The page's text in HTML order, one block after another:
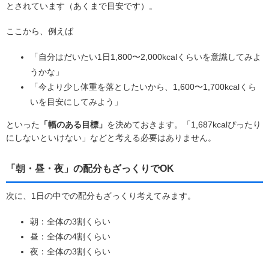
とされています（あくまで目安です）。
ここから、例えば
「自分はだいたい1日1,800〜2,000kcalくらいを意識してみよ
うかな」
「今より少し体重を落としたいから、1,600〜1,700kcalくら
いを目安にしてみよう」
といった 「幅のある目標」 を決めておきます。「1,687kcalぴったり
にしないといけない」などと考える必要はありません。
「朝・昼・夜」の配分もざっくりでOK
次に、1日の中での配分もざっくり考えてみます。
朝：全体の3割くらい
昼：全体の4割くらい
夜：全体の3割くらい